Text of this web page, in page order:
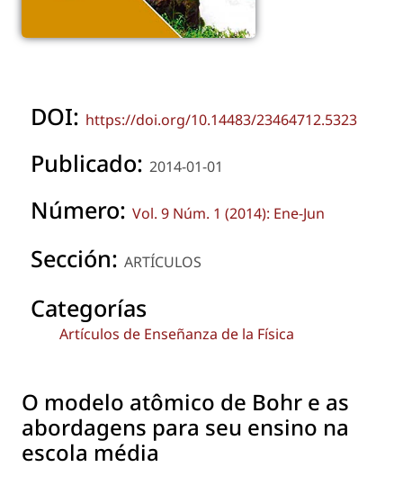
DOI: https://doi.org/10.14483/23464712.5323
Publicado: 2014-01-01
Número: Vol. 9 Núm. 1 (2014): Ene-Jun
Sección: ARTÍCULOS
Categorías
Artículos de Enseñanza de la Física
O modelo atômico de Bohr e as
abordagens para seu ensino na
escola média